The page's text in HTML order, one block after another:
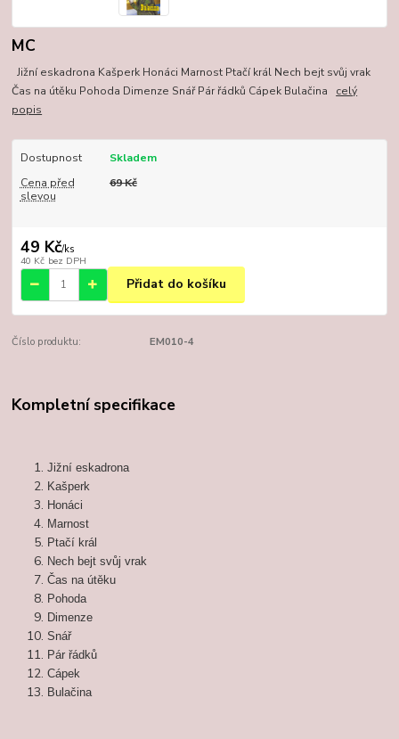
MC
Jižní eskadrona Kašperk Honáci Marnost Ptačí král Nech bejt svůj vrak
Čas na útěku Pohoda Dimenze Snář Pár řádků Cápek Bulačina celý
popis
Dostupnost
Skladem
Cena před
slevou
69 Kč
49 Kč/ks
40 Kč bez DPH
Přidat do košíku
Číslo produktu: EM010-4
Kompletní specifikace
Jižní eskadrona
Kašperk
Honáci
Marnost
Ptačí král
Nech bejt svůj vrak
Čas na útěku
Pohoda
Dimenze
Snář
Pár řádků
Cápek
Bulačina